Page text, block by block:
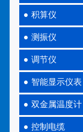
积算仪
测振仪
调节仪
智能显示仪表
双金属温度计
控制电缆